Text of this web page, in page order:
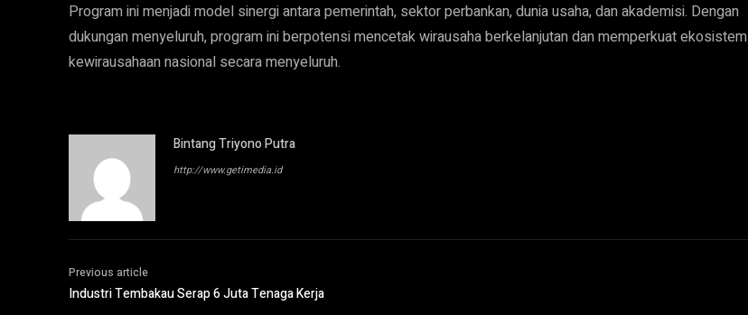
Program ini menjadi model sinergi antara pemerintah, sektor perbankan, dunia usaha, dan akademisi. Dengan
dukungan menyeluruh, program ini berpotensi mencetak wirausaha berkelanjutan dan memperkuat ekosistem
kewirausahaan nasional secara menyeluruh.
Bintang Triyono Putra
http://www.getimedia.id
Previous article
Industri Tembakau Serap 6 Juta Tenaga Kerja